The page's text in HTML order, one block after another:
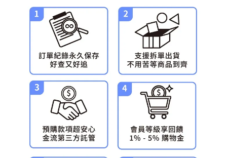
預購-宅配(離島)(舊)
每筆NT$160，滿NT$3,000(含以上)免運費
東海門市自取，需自備購物袋取貨唷。